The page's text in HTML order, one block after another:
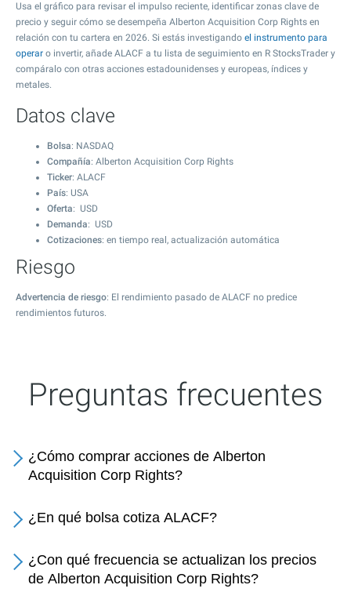
Usa el gráfico para revisar el impulso reciente, identificar zonas clave de
precio y seguir cómo se desempeña Alberton Acquisition Corp Rights en
relación con tu cartera en 2026. Si estás investigando el instrumento para
operar o invertir, añade ALACF a tu lista de seguimiento en R StocksTrader y
compáralo con otras acciones estadounidenses y europeas, índices y
metales.
Datos clave
Bolsa: NASDAQ
Compañía: Alberton Acquisition Corp Rights
Ticker: ALACF
País: USA
Oferta: USD
Demanda: USD
Cotizaciones: en tiempo real, actualización automática
Riesgo
Advertencia de riesgo: El rendimiento pasado de ALACF no predice
rendimientos futuros.
Preguntas frecuentes
¿Cómo comprar acciones de Alberton
Acquisition Corp Rights?
¿En qué bolsa cotiza ALACF?
¿Con qué frecuencia se actualizan los precios
de Alberton Acquisition Corp Rights?